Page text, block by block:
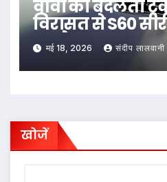
वीवो का बदलता
विरासत से S60
अपग्रेड तक
मई 18, 2026 संदीप लालवानी
खोजें